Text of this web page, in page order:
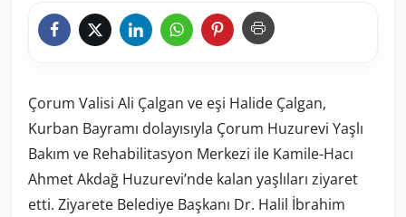
Çorum Valisi Ali Çalgan ve eşi Halide Çalgan,
Kurban Bayramı dolayısıyla Çorum Huzurevi Yaşlı
Bakım ve Rehabilitasyon Merkezi ile Kamile-Hacı
Ahmet Akdağ Huzurevi’nde kalan yaşlıları ziyaret
etti. Ziyarete Belediye Başkanı Dr. Halil İbrahim